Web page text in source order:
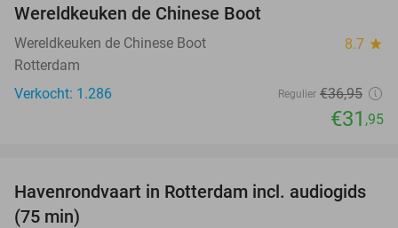
Wereldkeuken de Chinese Boot
Wereldkeuken de Chinese Boot 8.7 star
Rotterdam
Verkocht: 1.286
Regulier €36,95
€31 ,95
30%
Havenrondvaart in Rotterdam incl. audiogids
(75 min)